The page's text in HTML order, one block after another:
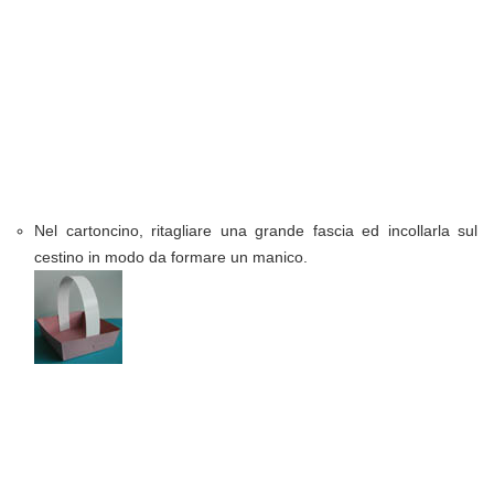
Nel cartoncino, ritagliare una grande fascia ed incollarla sul
cestino in modo da formare un manico.